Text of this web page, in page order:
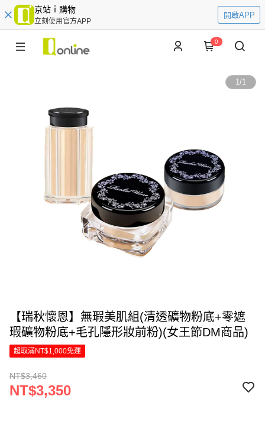
京站ｉ購物
立刻使用官方APP
開啟APP
0
1/1
【瑞秋懷恩】無瑕美肌組(清透礦物粉底+零遮
瑕礦物粉底+毛孔隱形妝前粉)(女王節DM商品)
超取滿NT$1,000免運
NT$3,460
NT$3,350